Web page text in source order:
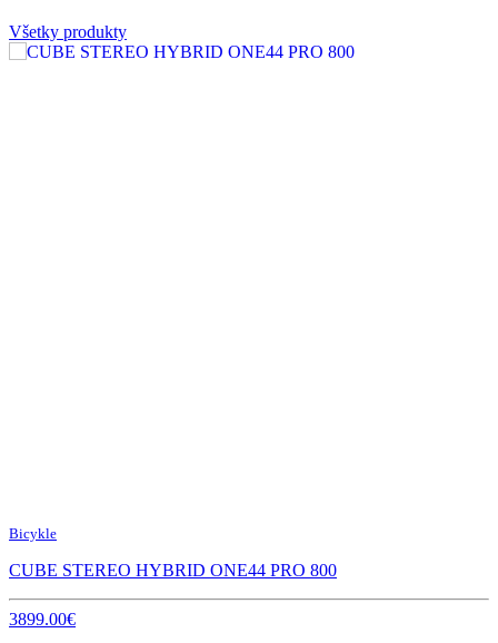
Všetky produkty
Bicykle
CUBE STEREO HYBRID ONE44 PRO 800
3899.00€